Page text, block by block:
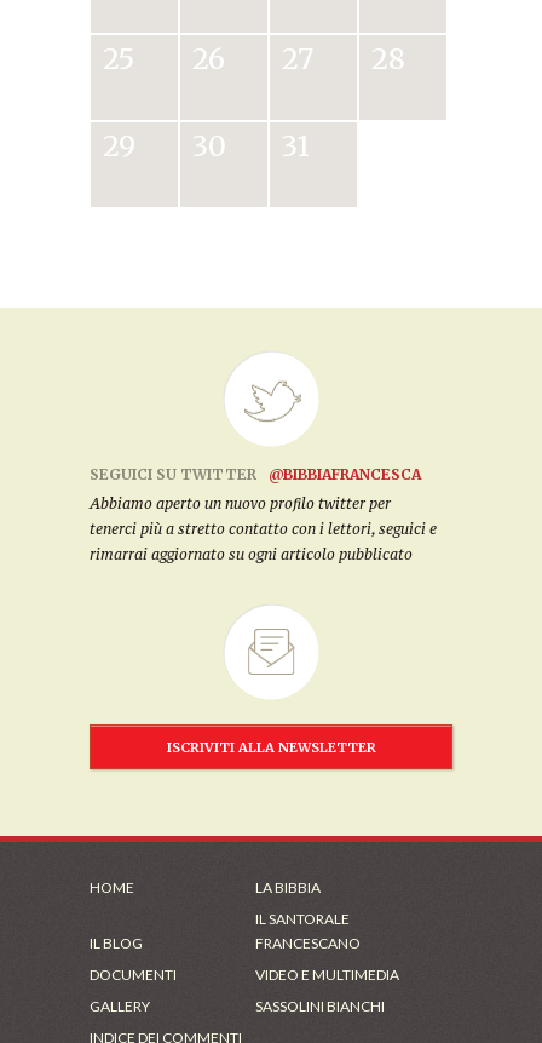
25 26 27 28
29 30 31
SEGUICI SU TWITTER
@BIBBIAFRANCESCA
Abbiamo aperto un nuovo profilo twitter per
tenerci più a stretto contatto con i lettori, seguici e
rimarrai aggiornato su ogni articolo pubblicato
ISCRIVITI ALLA NEWSLETTER
HOME LA BIBBIA
IL BLOG
IL SANTORALE
FRANCESCANO
DOCUMENTI
VIDEO E MULTIMEDIA
GALLERY
SASSOLINI BIANCHI
INDICE DEI COMMENTI